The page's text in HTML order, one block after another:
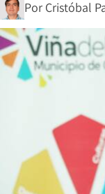
Por Cristóbal